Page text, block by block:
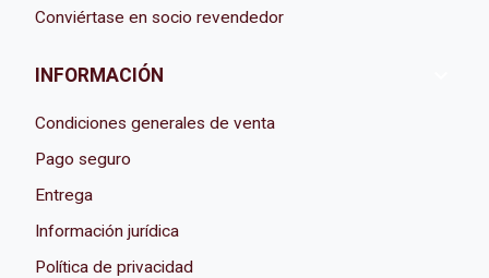
Conviértase en socio revendedor
INFORMACIÓN
Condiciones generales de venta
Pago seguro
Entrega
Información jurídica
Política de privacidad